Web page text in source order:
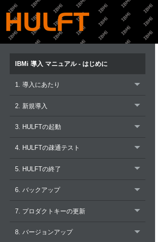
IBMi 導入 マニュアル - はじめに
1. 導入にあたり
2. 新規導入
3. HULFTの起動
4. HULFTの疎通テスト
5. HULFTの終了
6. バックアップ
7. プロダクトキーの更新
8. バージョンアップ